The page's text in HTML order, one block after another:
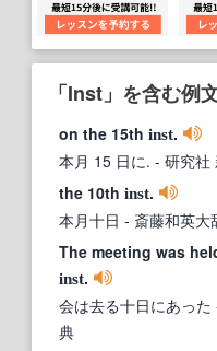
「Inst」を含む例
on the 15th inst.
本月 15 日に. - 研究社
the 10th inst.
本月十日 - 斎藤和英大
The meeting was
inst.
会は去る十日にあった
典